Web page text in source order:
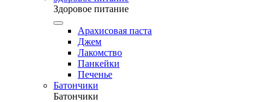
Здоровое питание
Арахисовая паста
Джем
Лакомство
Панкейки
Печенье
Батончики
Батончики